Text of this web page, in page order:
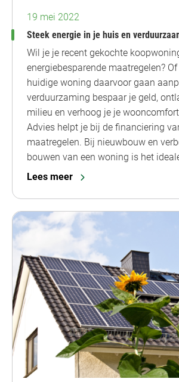
19 mei 2022
Steek energie in je huis en
Wil je je recent gekochte
energiebesparende maatregelen?
huidige woning daarvoor gaan
verduurzaming bespaar je geld,
milieu en verhoog je je
Advies helpt je bij de financiering
maatregelen. Bij nieuwbouw en
bouwen van een woning is het
Lees meer